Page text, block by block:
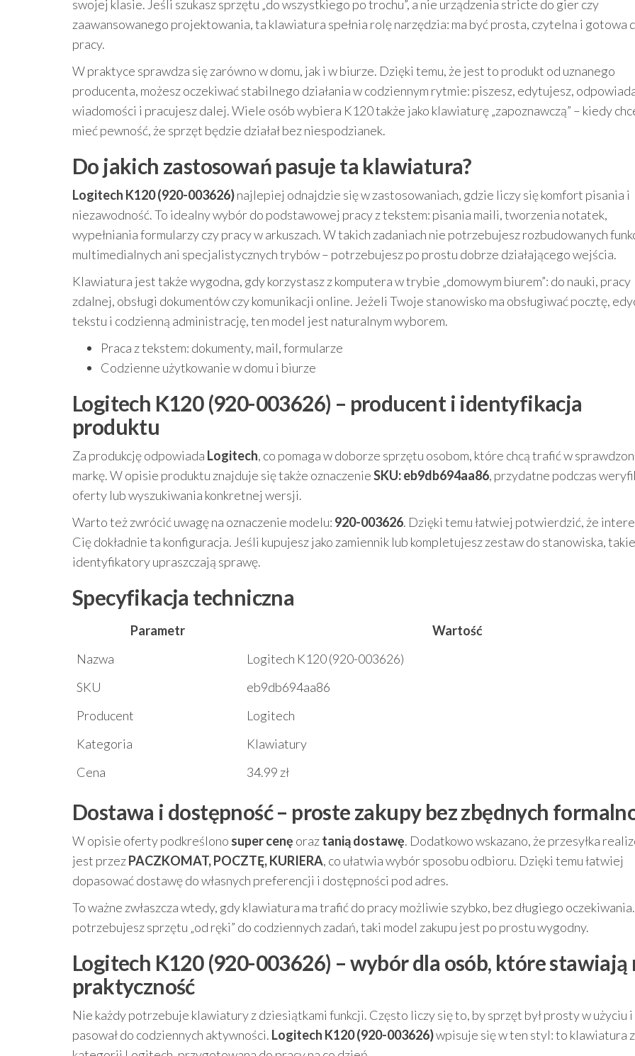
swojej klasie. Jeśli szukasz sprzętu „do wszystkiego po trochu”, a nie urządzenia stricte do gier czy
zaawansowanego projektowania, ta klawiatura spełnia rolę narzędzia: ma być prosta, czytelna i gotowa
pracy.
W praktyce sprawdza się zarówno w domu, jak i w biurze. Dzięki temu, że jest to produkt od uznanego
producenta, możesz oczekiwać stabilnego działania w codziennym rytmie: piszesz, edytujesz,
wiadomości i pracujesz dalej. Wiele osób wybiera K120 także jako klawiaturę „zapoznawczą” – kiedy
mieć pewność, że sprzęt będzie działał bez niespodzianek.
Do jakich zastosowań pasuje ta klawiatura?
Logitech K120 (920-003626)najlepiej odnajdzie się w zastosowaniach, gdzie liczy się komfort pisania i
niezawodność. To idealny wybór do podstawowej pracy z tekstem: pisania maili, tworzenia notatek,
wypełniania formularzy czy pracy w arkuszach. W takich zadaniach nie potrzebujesz rozbudowanych
multimedialnych ani specjalistycznych trybów – potrzebujesz po prostu dobrze działającego wejścia.
Klawiatura jest także wygodna, gdy korzystasz z komputera w trybie „domowym biurem”: do nauki, pracy
zdalnej, obsługi dokumentów czy komunikacji online. Jeżeli Twoje stanowisko ma obsługiwać pocztę,
tekstu i codzienną administrację, ten model jest naturalnym wyborem.
Praca z tekstem: dokumenty, mail, formularze
Codzienne użytkowanie w domu i biurze
Logitech K120 (920-003626) – producent i identyfikacja
produktu
Za produkcję odpowiada Logitech, co pomaga w doborze sprzętu osobom, które chcą trafić w
markę. W opisie produktu znajduje się także oznaczenieSKU: eb9db694aa86, przydatne podczas
oferty lub wyszukiwania konkretnej wersji.
Warto też zwrócić uwagę na oznaczenie modelu: 920-003626. Dzięki temu łatwiej potwierdzić, że
Cię dokładnie ta konfiguracja. Jeśli kupujesz jako zamiennik lub kompletujesz zestaw do stanowiska, takie
identyfikatory upraszczają sprawę.
Specyfikacja techniczna
Parametr
Wartość
Nazwa
Logitech K120 (920-003626)
SKU
eb9db694aa86
Producent
Logitech
Kategoria
Klawiatury
Cena
34.99 zł
Dostawa i dostępność – proste zakupy bez zbędnych
W opisie oferty podkreślono super cenę oraztanią dostawę. Dodatkowo wskazano, że przesyłka
jest przezPACZKOMAT, POCZTĘ, KURIERA, co ułatwia wybór sposobu odbioru. Dzięki temu łatwiej
dopasować dostawę do własnych preferencji i dostępności pod adres.
To ważne zwłaszcza wtedy, gdy klawiatura ma trafić do pracy możliwie szybko, bez długiego
potrzebujesz sprzętu „od ręki” do codziennych zadań, taki model zakupu jest po prostu wygodny.
Logitech K120 (920-003626) – wybór dla osób, które stawiają
praktyczność
Nie każdy potrzebuje klawiatury z dziesiątkami funkcji. Często liczy się to, by sprzęt był prosty w użyciu i
pasował do codziennych aktywności. Logitech K120 (920-003626)wpisuje się w ten styl: to klawiatura z